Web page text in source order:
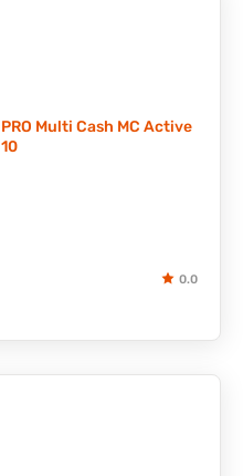
PRO Multi Cash MC Active
10
0.0